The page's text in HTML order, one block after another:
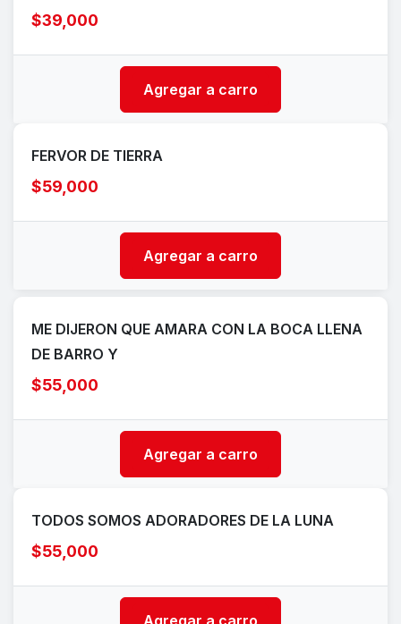
$39,000
Agregar a carro
FERVOR DE TIERRA
$59,000
Agregar a carro
ME DIJERON QUE AMARA CON LA BOCA LLENA
DE BARRO Y
$55,000
Agregar a carro
TODOS SOMOS ADORADORES DE LA LUNA
$55,000